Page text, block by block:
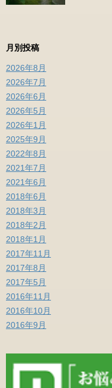
月別投稿
2026年8月
2026年7月
2026年6月
2026年5月
2026年1月
2025年9月
2022年8月
2021年7月
2021年6月
2018年6月
2018年3月
2018年2月
2018年1月
2017年11月
2017年8月
2017年5月
2016年11月
2016年10月
2016年9月